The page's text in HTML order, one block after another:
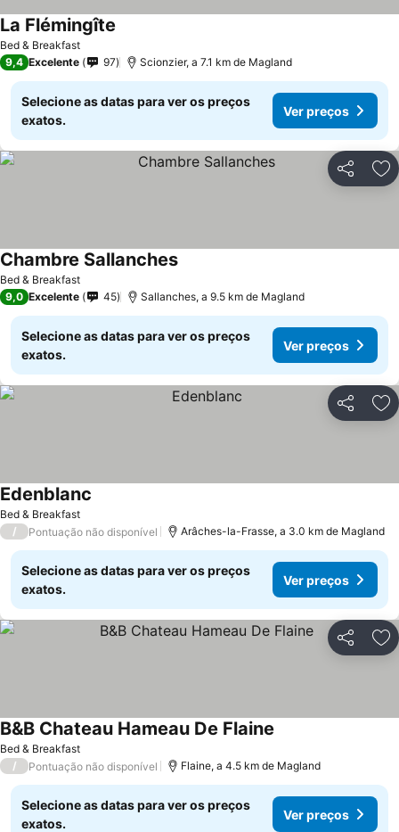
Bed & Breakfast
La Flémingîte
9,4 Excelente 97 Scionzier, a 7.1 km de Magland
Selecione as datas para ver os preços
exatos.
Ver preços
Partilhar
Bed & Breakfast
Chambre Sallanches
9,0 Excelente 45 Sallanches, a 9.5 km de Magland
Selecione as datas para ver os preços
exatos.
Ver preços
Partilhar
Bed & Breakfast
Edenblanc
/ Pontuação não disponível Arâches-la-Frasse, a 3.0 km de Magland
Selecione as datas para ver os preços
exatos.
Ver preços
Partilhar
Bed & Breakfast
B&B Chateau Hameau De Flaine
/ Pontuação não disponível Flaine, a 4.5 km de Magland
Selecione as datas para ver os preços
exatos.
Ver preços